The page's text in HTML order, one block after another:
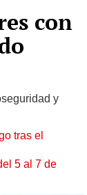
con
y
tras el
5 al 7 de